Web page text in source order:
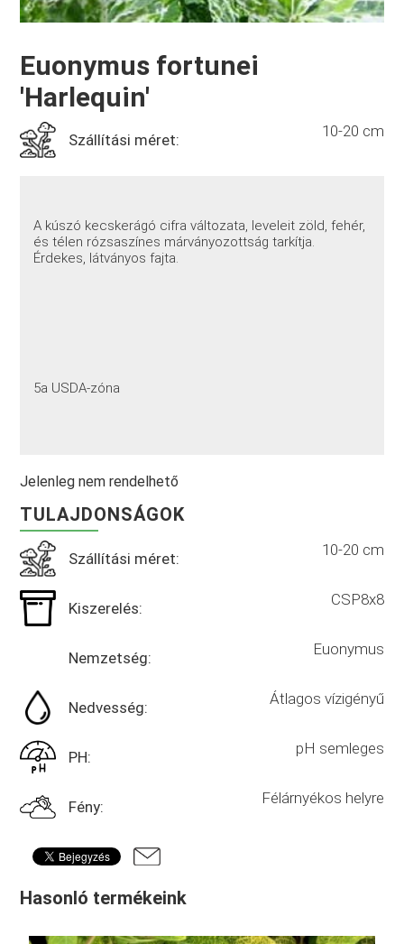
Euonymus fortunei
'Harlequin'
Szállítási méret: 10-20 cm
A kúszó kecskerágó cifra változata, leveleit zöld, fehér,
és télen rózsaszínes márványozottság tarkítja.
Érdekes, látványos fajta.
5a USDA-zóna
Jelenleg nem rendelhető
TULAJDONSÁGOK
Szállítási méret: 10-20 cm
Kiszerelés: CSP8x8
Nemzetség: Euonymus
Nedvesség: Átlagos vízigényű
PH: pH semleges
Fény: Félárnyékos helyre
Hasonló termékeink